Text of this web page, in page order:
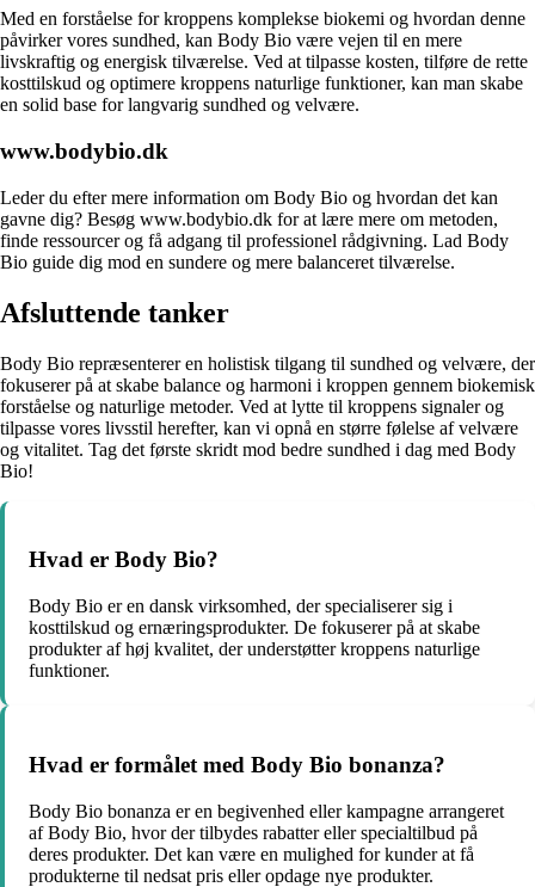
Med en forståelse for kroppens komplekse biokemi og hvordan denne
påvirker vores sundhed, kan Body Bio være vejen til en mere
livskraftig og energisk tilværelse. Ved at tilpasse kosten, tilføre de rette
kosttilskud og optimere kroppens naturlige funktioner, kan man skabe
en solid base for langvarig sundhed og velvære.
www.bodybio.dk
Leder du efter mere information om Body Bio og hvordan det kan
gavne dig? Besøg www.bodybio.dk for at lære mere om metoden,
finde ressourcer og få adgang til professionel rådgivning. Lad Body
Bio guide dig mod en sundere og mere balanceret tilværelse.
Afsluttende tanker
Body Bio repræsenterer en holistisk tilgang til sundhed og velvære, der
fokuserer på at skabe balance og harmoni i kroppen gennem biokemisk
forståelse og naturlige metoder. Ved at lytte til kroppens signaler og
tilpasse vores livsstil herefter, kan vi opnå en større følelse af velvære
og vitalitet. Tag det første skridt mod bedre sundhed i dag med Body
Bio!
Hvad er Body Bio?
Body Bio er en dansk virksomhed, der specialiserer sig i
kosttilskud og ernæringsprodukter. De fokuserer på at skabe
produkter af høj kvalitet, der understøtter kroppens naturlige
funktioner.
Hvad er formålet med Body Bio bonanza?
Body Bio bonanza er en begivenhed eller kampagne arrangeret
af Body Bio, hvor der tilbydes rabatter eller specialtilbud på
deres produkter. Det kan være en mulighed for kunder at få
produkterne til nedsat pris eller opdage nye produkter.